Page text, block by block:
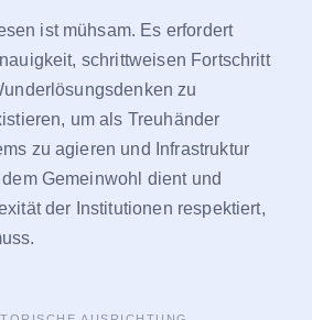
ist mühsam. Es erfordert
schrittweisen Fortschritt
zu
um als Treuhänder
zu agieren und Infrastruktur
Gemeinwohl dient und
der Institutionen respektiert,